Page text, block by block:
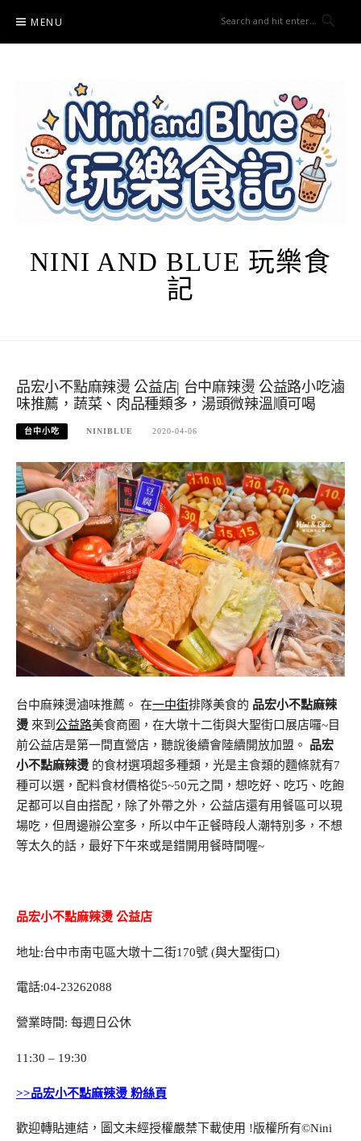
content
MENU
NINI AND BLUE 玩樂食
記
品宏小不點麻辣燙 公益店| 台中麻辣燙 公益路小吃滷
味推薦，蔬菜、肉品種類多，湯頭微辣溫順可喝
台中小吃 NINIBLUE 2020-04-06
台中麻辣燙滷味推薦。 在一中街排隊美食的 品宏小不點麻辣
燙 來到 公益路美食商圈，在大墩十二街與大聖街口展店囉~目
前公益店是第一間直營店，聽說後續會陸續開放加盟。 品宏
小不點麻辣燙 的食材選項超多種類，光是主食類的麵條就有7
種可以選，配料食材價格從5~50元之間，想吃好、吃巧、吃飽
足都可以自由搭配，除了外帶之外，公益店還有用餐區可以現
場吃，但周邊辦公室多，所以中午正餐時段人潮特別多，不想
等太久的話，最好下午來或是錯開用餐時間喔~
品宏小不點麻辣燙 公益店
地址:台中市南屯區大墩十二街170號 (與大聖街口)
電話:04-23262088
營業時間: 每週日公休
11:30 – 19:30
>>品宏小不點麻辣燙 粉絲頁
歡迎轉貼連結，圖文未經授權嚴禁下載使用 !版權所有©Nini